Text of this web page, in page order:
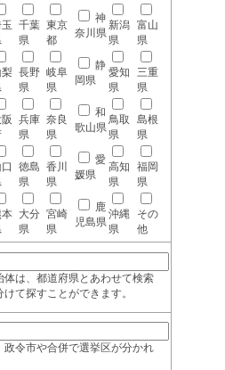
千葉
県
東京
都
神
奈川県
新潟
県
富山
県
梨 長野
県
岐阜
県
静
岡県
愛知
県
三重
県
兵庫
県
奈良
県
和
歌山県
鳥取
県
島根
県
徳島
県
香川
県
愛
媛県
高知
県
福岡
県
大分
県
宮崎
県
鹿
児島県
沖縄
県
その
他
は、都道府県とあわせて検索
て探すことができます。
令市や合併で選挙区が分かれ